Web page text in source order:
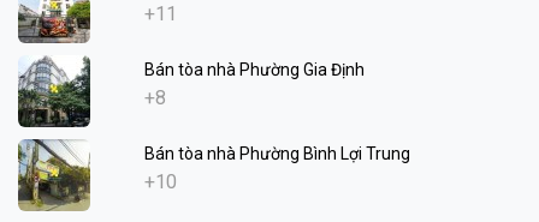
+11
Bán tòa nhà Phường Gia Định
+8
Bán tòa nhà Phường Bình Lợi Trung
+10